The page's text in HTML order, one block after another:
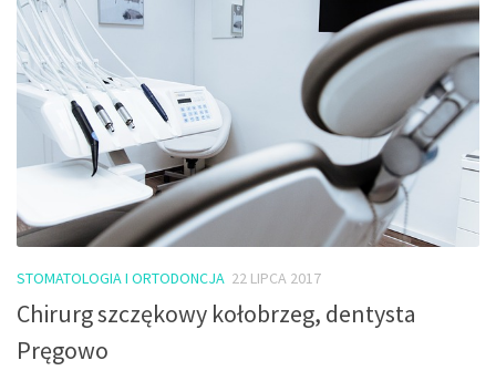
STOMATOLOGIA I ORTODONCJA 22 LIPCA 2017
Chirurg szczękowy kołobrzeg, dentysta
Pręgowo